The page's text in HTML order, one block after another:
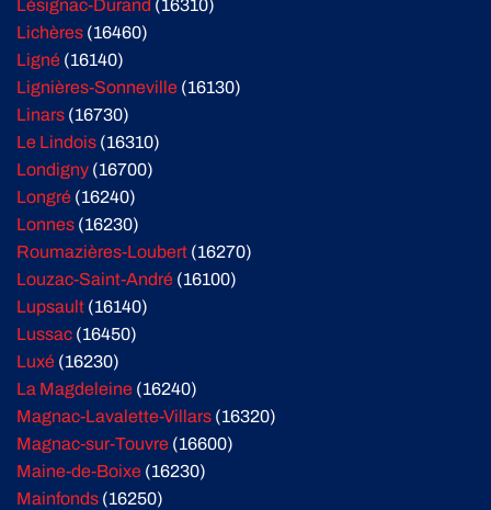
Lésignac-Durand (16310)
Lichères (16460)
Ligné (16140)
Lignières-Sonneville (16130)
Linars (16730)
Le Lindois (16310)
Londigny (16700)
Longré (16240)
Lonnes (16230)
Roumazières-Loubert (16270)
Louzac-Saint-André (16100)
Lupsault (16140)
Lussac (16450)
Luxé (16230)
La Magdeleine (16240)
Magnac-Lavalette-Villars (16320)
Magnac-sur-Touvre (16600)
Maine-de-Boixe (16230)
Mainfonds (16250)